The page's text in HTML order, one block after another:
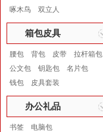
啄木鸟
双立人
箱包皮具
腰包 背包 皮带
拉杆箱包
公文包
钥匙包
名片包
钱包
皮具套装
办公礼品
书签
电脑包